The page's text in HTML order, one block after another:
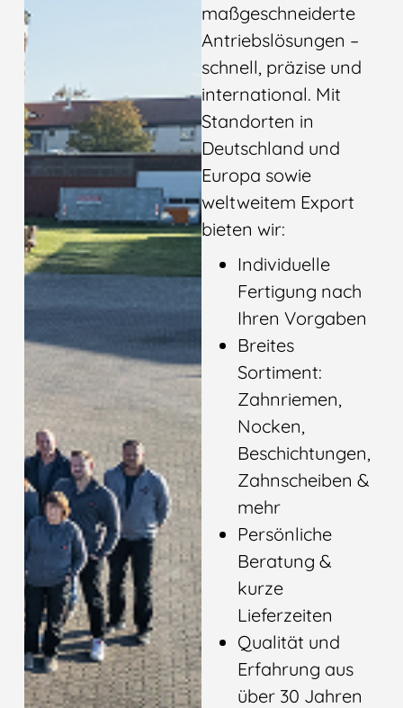
maßgeschneiderte
Antriebslösungen –
schnell, präzise und
international. Mit
Standorten in
Deutschland und
Europa sowie
weltweitem Export
bieten wir:
Individuelle
Fertigung nach
Ihren Vorgaben
Breites
Sortiment:
Zahnriemen,
Nocken,
Beschichtungen,
Zahnscheiben &
mehr
Persönliche
Beratung &
kurze
Lieferzeiten
Qualität und
Erfahrung aus
über 30 Jahren